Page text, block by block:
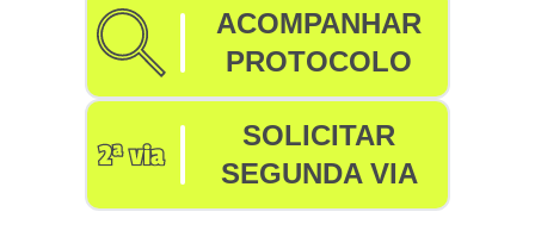
ACOMPANHAR
PROTOCOLO
SOLICITAR
SEGUNDA VIA